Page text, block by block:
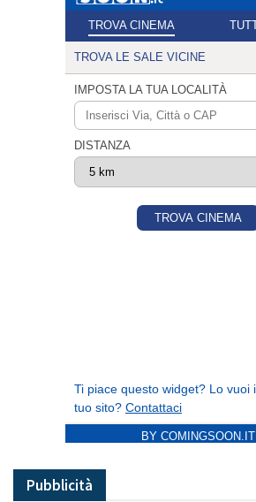
BY COMINGSOON.IT
Pubblicità